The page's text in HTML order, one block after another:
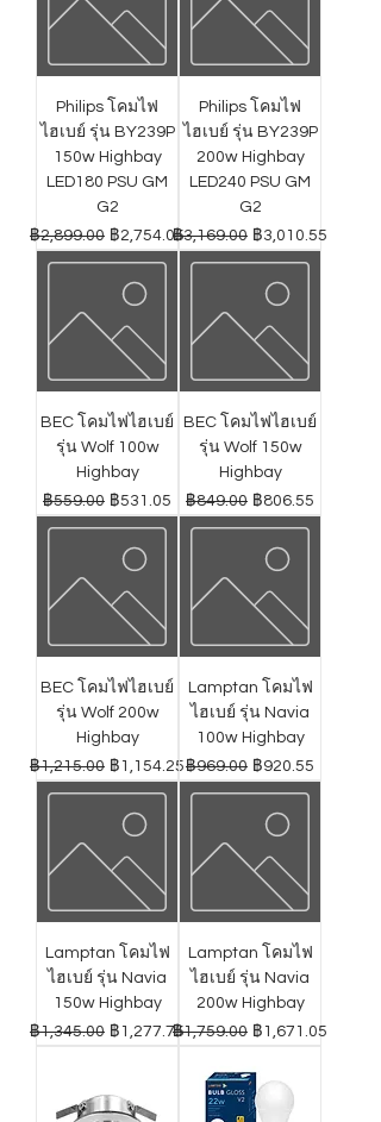
Philips โคมไฟ
ไฮเบย์ รุ่น BY239P
150w Highbay
LED180 PSU GM
G2
ราคาปกติ
฿2,899.00 ราคาขายลด
฿2,754.05
Philips โคมไฟ
ไฮเบย์ รุ่น BY239P
200w Highbay
LED240 PSU GM
G2
ราคาปกติ
฿3,169.00 ราคาขายลด
฿3,010.55
BEC โคมไฟไฮเบย์
รุ่น Wolf 100w
Highbay
ราคาปกติ
฿559.00 ราคาขายลด
฿531.05
BEC โคมไฟไฮเบย์
รุ่น Wolf 150w
Highbay
ราคาปกติ
฿849.00 ราคาขายลด
฿806.55
BEC โคมไฟไฮเบย์
รุ่น Wolf 200w
Highbay
ราคาปกติ
฿1,215.00 ราคาขายลด
฿1,154.25
Lamptan โคมไฟ
ไฮเบย์ รุ่น Navia
100w Highbay
ราคาปกติ
฿969.00 ราคาขายลด
฿920.55
Lamptan โคมไฟ
ไฮเบย์ รุ่น Navia
150w Highbay
ราคาปกติ
฿1,345.00 ราคาขายลด
฿1,277.75
Lamptan โคมไฟ
ไฮเบย์ รุ่น Navia
200w Highbay
ราคาปกติ
฿1,759.00 ราคาขายลด
฿1,671.05